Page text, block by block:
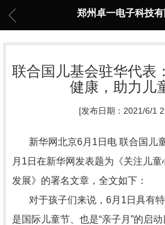
郑州卓一电子科技有
联合国儿基会驻华代表
健康，助力儿
[发布日期：2021/6/1
新华网北京6月1日电 联合国儿
月1日在新华网发表题为《关注儿
发展》的署名文章，全文如下：
对于孩子们来说，6月1日具有特
是国际儿童节、也是“亲子月”的启